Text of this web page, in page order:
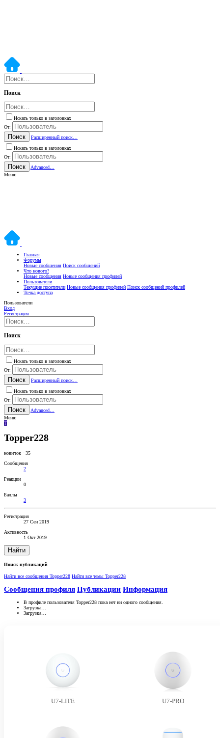
Поиск
Искать только в заголовках
От:
Поиск
Расширенный поиск…
Искать только в заголовках
От:
Поиск
Advanced…
Меню
Главная
Форумы
Новые сообщения Поиск сообщений
Что нового?
Новые сообщения Новые сообщения профилей
Пользователи
Текущие посетители Новые сообщения профилей Поиск сообщений профилей
Точка доступа
Пользователи
Вход
Регистрация
Поиск
Искать только в заголовках
От:
Поиск
Расширенный поиск…
Искать только в заголовках
От:
Поиск
Advanced…
Меню
T
Topper228
новичок · 35
Сообщения
2
Реакции
0
Баллы
3
Регистрация
27 Сен 2019
Активность
1 Окт 2019
Найти
Поиск публикаций
Найти все сообщения Topper228 Найти все темы Topper228
Сообщения профиля Публикации Информация
В профиле пользователя Topper228 пока нет ни одного сообщения.
Загрузка…
Загрузка…
U7-LITE U7-PRO